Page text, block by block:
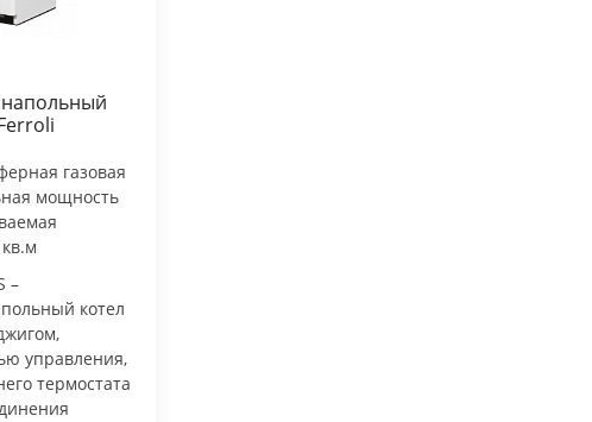
газовая
мощность
–
котел
управления,
термостата